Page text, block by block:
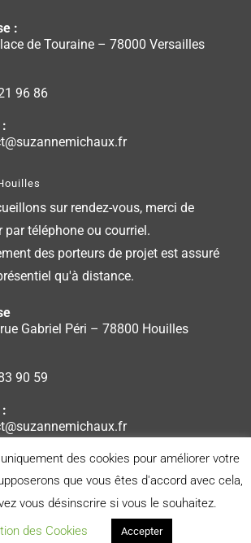
:
de Touraine – 78000 Versailles
96 86
sur rendez-vous, merci de
par téléphone ou courriel.
des porteurs de projet est assuré
qu'à distance.
Gabriel Péri – 78800 Houilles
90 59
Conseil d’Administration
Mentions Légales
Orange Solidarité
des cookies pour améliorer votre
que vous êtes d'accord avec cela,
vous désinscrire si vous le souhaitez.
des Cookies
Accepter